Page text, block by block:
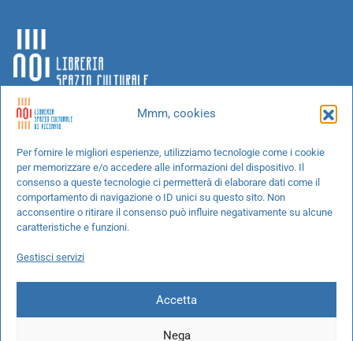
Mmm, cookies
Per fornire le migliori esperienze, utilizziamo tecnologie come i cookie
per memorizzare e/o accedere alle informazioni del dispositivo. Il
consenso a queste tecnologie ci permetterà di elaborare dati come il
comportamento di navigazione o ID unici su questo sito. Non
acconsentire o ritirare il consenso può influire negativamente su alcune
caratteristiche e funzioni.
Gestisci servizi
Accetta
Nega
Chi siamo
Progetti speciali
Richiedi un libro
Spedizioni
Cookie Policy